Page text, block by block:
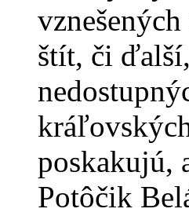
štít, či
poskakujú,
Potôčik